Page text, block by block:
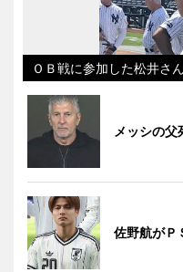
ＯＢ戦に参加した松井さん
メッシの父
佐野航が